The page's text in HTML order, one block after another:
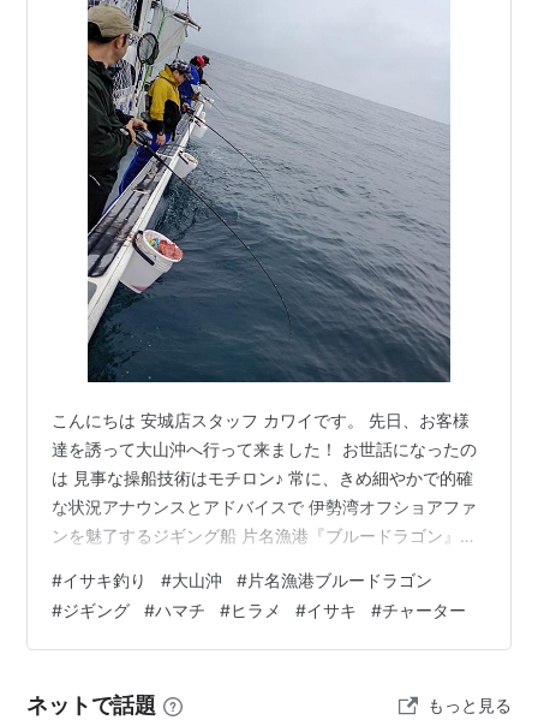
が研究されている。
引用文中の「ハマチ」は原書では国字が使われている。
魚へんに反で、「魚反」という字。
関連語 リスト::動物 魚類 海水魚
こんにちは 安城店スタッフ カワイです。 先日、お客様
達を誘って大山沖へ行って来ました！ お世話になったの
は 見事な操船技術はモチロン♪ 常に、きめ細やかで的確
な状況アナウンスとアドバイスで 伊勢湾オフショアファ
ンを魅了するジギング船 片名漁港『ブルードラゴン』山
お客様達のイサキおいしそうだなぁ・・・ の声に応える
形でブルードラゴンさんにリクエスト‼ イサキのエサ釣
りとジギングの相乗り便で大山沖に～ ファーストヒット
物‼ 良い流れで、追加もしていただきナイスな…
#イサキ釣り #大山沖 #片名漁港ブルードラゴン
#ジギング #ハマチ #ヒラメ #イサキ #チャーター
ネットで話題 もっと見る